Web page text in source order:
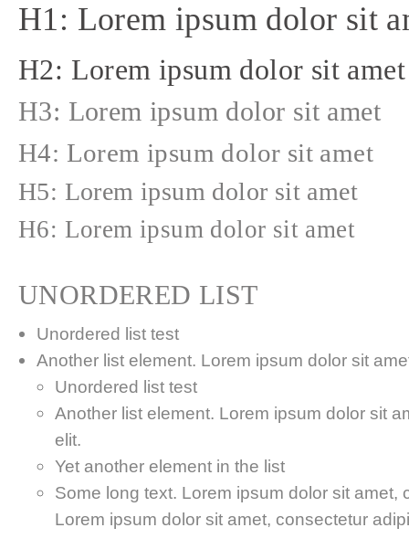
H1: Lorem ipsum dolor sit
H2: Lorem ipsum dolor sit amet
H3: Lorem ipsum dolor sit amet
H4: Lorem ipsum dolor sit amet
H5: Lorem ipsum dolor sit amet
H6: Lorem ipsum dolor sit amet
UNORDERED LIST
Unordered list test
Another list element. Lorem ipsum dolor sit
Unordered list test
Another list element. Lorem ipsum dolor sit
elit.
Yet another element in the list
Some long text. Lorem ipsum dolor sit amet,
Lorem ipsum dolor sit amet, consectetur